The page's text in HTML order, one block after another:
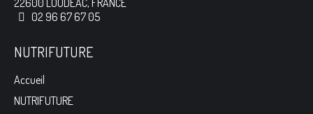
22600 LOUDÉAC, FRANCE
02 96 67 67 05
NUTRIFUTURE
Accueil
NUTRIFUTURE